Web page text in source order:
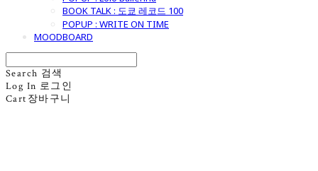
BOOK TALK : 도쿄 레코드 100
POPUP : WRITE ON TIME
MOODBOARD
Search 검색
Log In 로그인
Cart 장바구니